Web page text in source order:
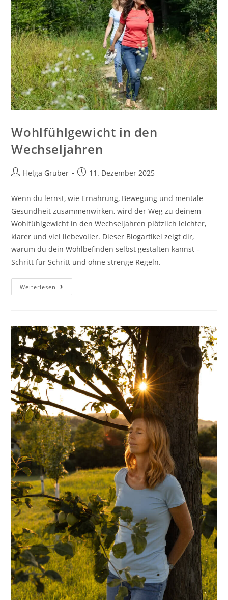
Wohlfühlgewicht in den
Wechseljahren
Beitrags-
Helga Gruber
Beitrag11. Dezember 2025
Wenn du lernst, wie Ernährung, Bewegung und mentale
Gesundheit zusammenwirken, wird der Weg zu deinem
Wohlfühlgewicht in den Wechseljahren plötzlich leichter,
klarer und viel liebevoller. Dieser Blogartikel zeigt dir,
warum du dein Wohlbefinden selbst gestalten kannst –
Schritt für Schritt und ohne strenge Regeln.
Weiterlesen Wohlfühlgewicht
In